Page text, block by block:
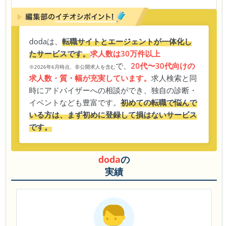
dodaは、転職サイトとエージェントが一体化し
たサービスです。求人数は30万件以上
※2026年6月時点、非公開求人を含むで、20代〜30代向けの
求人数・質・幅が充実しています。求人検索と同
時にアドバイザーへの相談ができ、独自の診断・
イベントなども豊富です。初めての転職で悩んで
いる方は、まず初めに登録して損はないサービス
です。
dodaの
実績